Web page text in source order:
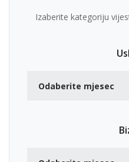
Izaberite kategoriju